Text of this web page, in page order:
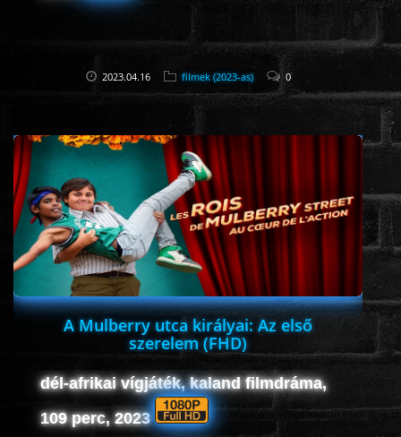
2023.04.16 filmek (2023-as) 0
A Mulberry utca királyai: Az első
szerelem (FHD)
dél-afrikai vígjáték, kaland filmdráma,
109 perc, 2023